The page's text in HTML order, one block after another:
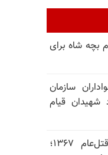
بچه شاه برای
سازمان
شهیدان قیام
نقش مستقیم خمینی در قتل‌عام ۱۳۶۷؛